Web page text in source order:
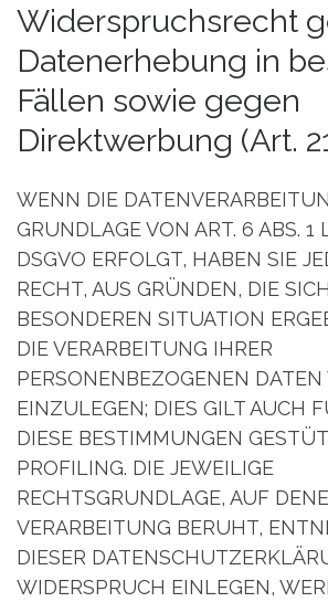
Widerspruchsrecht
Datenerhebung in
Fällen sowie gegen
Direktwerbung (Art.
WENN DIE
GRUNDLAGE VON ART. 6 ABS. 1
DSGVO ERFOLGT, HABEN SIE
RECHT, AUS GRÜNDEN, DIE
BESONDEREN SITUATION
DIE VERARBEITUNG IHRER
PERSONENBEZOGENEN
EINZULEGEN; DIES GILT AUCH
DIESE BESTIMMUNGEN
PROFILING. DIE JEWEILIGE
RECHTSGRUNDLAGE, AUF
VERARBEITUNG BERUHT,
DIESER
WIDERSPRUCH EINLEGEN,